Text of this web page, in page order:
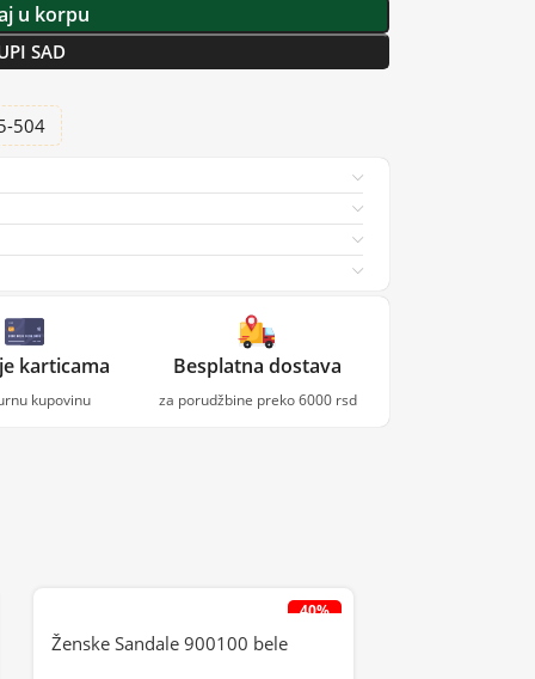
u korpu
SAD
504
karticama
kupovinu
Besplatna dostava
za porudžbine preko 6000 rsd
40%
Ženske Sandale 900100 bele